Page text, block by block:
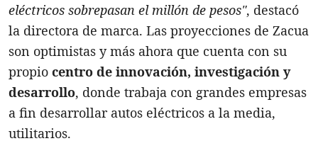
eléctricos sobrepasan el millón de pesos", destacó
la directora de marca. Las proyecciones de Zacua
son optimistas y más ahora que cuenta con su
propio centro de innovación, investigación y
desarrollo, donde trabaja con grandes empresas
a fin desarrollar autos eléctricos a la media,
utilitarios.